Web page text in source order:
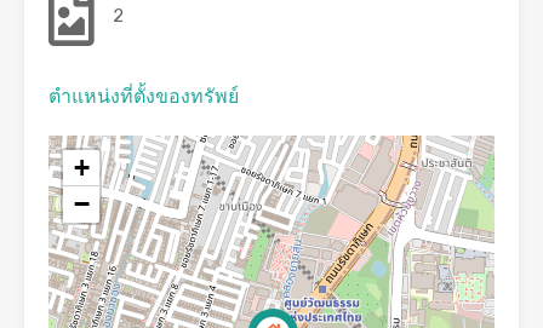
2
ตำแหน่งที่ตั้งของทรัพย์
+
−